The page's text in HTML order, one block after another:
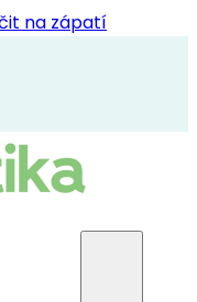
na zápatí